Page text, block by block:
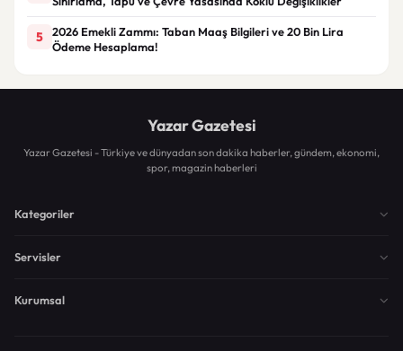
5
2026 Emekli Zammı: Taban Maaş Bilgileri ve 20 Bin Lira
Ödeme Hesaplama!
Yazar Gazetesi
Yazar Gazetesi - Türkiye ve dünyadan son dakika haberler, gündem, ekonomi,
spor, magazin haberleri
Kategoriler
Servisler
Kurumsal